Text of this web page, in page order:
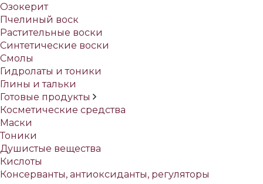
Озокерит
Пчелиный воск
Растительные воски
Синтетические воски
Смолы
Гидролаты и тоники
Глины и тальки
Готовые продукты
Косметические средства
Маски
Тоники
Душистые вещества
Кислоты
Консерванты, антиоксиданты, регуляторы